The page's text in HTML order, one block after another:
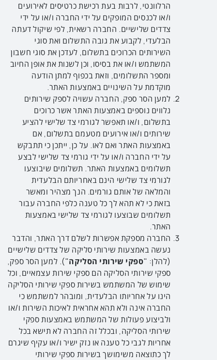
הרלוונטי, לרבות בעת רכישת כרטיסים לאירועים
ו/או לכנסים המופקים על ידי החברה ו/או על ידי
צדדים שלישיים. החברה רשאית, לפי שיקול דעתה
הבלעדי, לקבוע את גובה התשלום ואת סוגי
השירותים הכרוכים בתשלום, לעדכן את סוגי חשבון
המשתמש ו/או את בסיסו, וכן לשנות את אופן החיוב
ומספר התשלומים, וזאת בכפוף למתן הודעה
מוקדמת על השינויים באמצעות האתר.
למען הסר ספק, החברה עשויה לספק שירותים
נלווים נוספים באמצעות האתר אשר כרוכים
בתשלום, ו/או תאפשר לגורמי צד שלישי להציע
שירותים ו/או אירועים מטעמם בתשלום, אם
באמצעות האתר ואם לאו. על כן, ייתכן כי תתבקש
על ידי החברה ו/או על ידי גורמי צד שלישי לבצע
תשלומים באמצעות האתר. תשלומים שיבוצעו
לגורמי צד שלישי הינם באחריותם הבלעדית
והמלאה של אותם גורמים. הנך מצהיר ומאשר
בזאת כי לא תהא לך כל טענה כלפי החברה עבור
תשלומים שבוצעו לגורמי צד שלישי באמצעות
האתר.
החברה מספקת אפשרות לשלם דרך האתר, והדבר
נעשה באמצעות שירותי סליקה של צדדים שלישיים
(להלן: "ספקי שירותי הסליקה"). למען הסר ספק,
ספקי שירותי הסליקה הם ספקי שירות עצמאיים, וכל
שימוש של המשתמש בשירות ספקי שירותי הסליקה
הינו על אחריותו הבלעדית, ומובהר למשתמש כי
החברה אינה ולא תהא אחראית לאיכות השירות ו/או
ולביצוע פעולות של המשתמש באמצעות ספקי
שירותי הסליקה, ובכלל זה החברה לא תישא בכל
אחריות לגבי כל טענה או נזק ישיר ו/או עקיף שיגרם
לך כתוצאה משימושך בשירות ספקי שירותי